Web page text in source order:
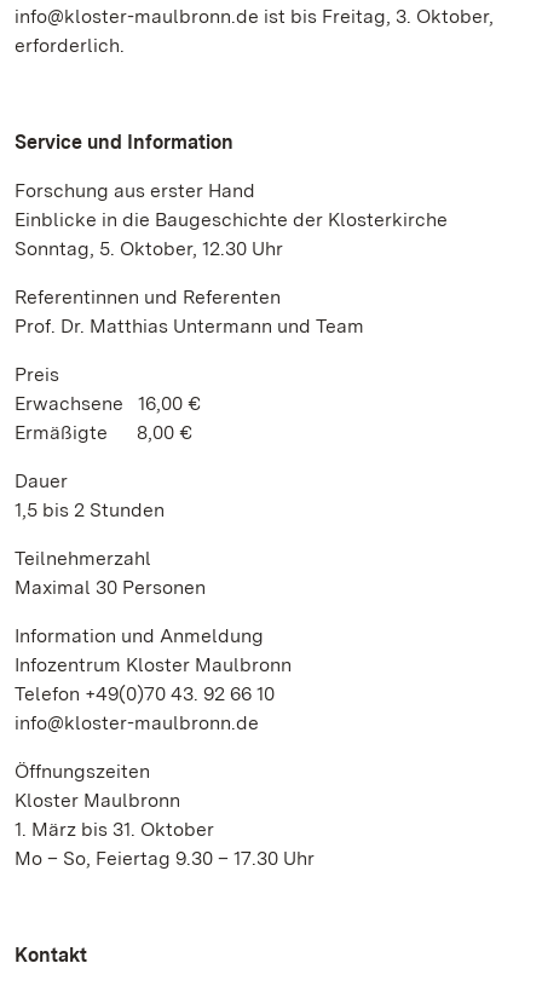
info@kloster-maulbronn.de ist bis Freitag, 3. Oktober,
erforderlich.
Service und Information
Forschung aus erster Hand
Einblicke in die Baugeschichte der Klosterkirche
Sonntag, 5. Oktober, 12.30 Uhr
Referentinnen und Referenten
Prof. Dr. Matthias Untermann und Team
Preis
Erwachsene 16,00 €
Ermäßigte 8,00 €
Dauer
1,5 bis 2 Stunden
Teilnehmerzahl
Maximal 30 Personen
Information und Anmeldung
Infozentrum Kloster Maulbronn
Telefon +49(0)70 43. 92 66 10
info@kloster-maulbronn.de
Öffnungszeiten
Kloster Maulbronn
1. März bis 31. Oktober
Mo – So, Feiertag 9.30 – 17.30 Uhr
Kontakt